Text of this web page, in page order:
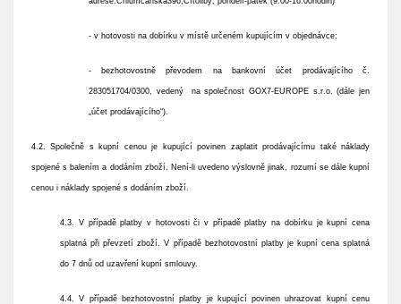
- v hotovosti na dobírku v místě určeném kupujícím v objednávce;
- bezhotovostně převodem na bankovní účet prodávajícího č.
283051704/0300, vedený na společnost GOX7-EUROPE s.r.o. (dále jen
„účet prodávajícího“).
4.2. Společně s kupní cenou je kupující povinen zaplatit prodávajícímu také náklady
spojené s balením a dodáním zboží. Není-li uvedeno výslovně jinak, rozumí se dále kupní
cenou i náklady spojené s dodáním zboží.
4.3. V případě platby v hotovosti či v případě platby na dobírku je kupní cena
splatná při převzetí zboží. V případě bezhotovostní platby je kupní cena splatná
do7 dnů od uzavření kupní smlouvy.
4.4. V případě bezhotovostní platby je kupující povinen uhrazovat kupní cenu